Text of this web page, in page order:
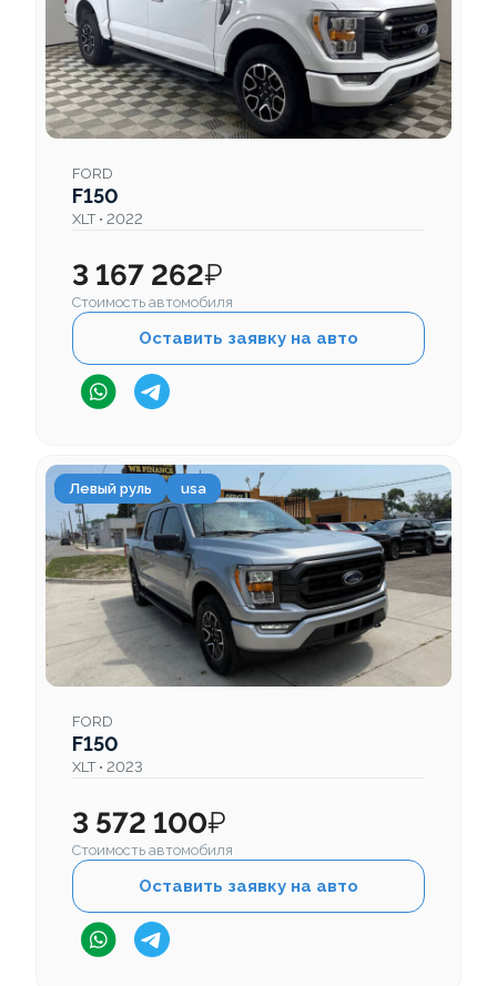
FORD
F150
XLT • 2022
3 167 262₽
Стоимость автомобиля
Оставить заявку на авто
Левый руль usa
FORD
F150
XLT • 2023
3 572 100₽
Стоимость автомобиля
Оставить заявку на авто